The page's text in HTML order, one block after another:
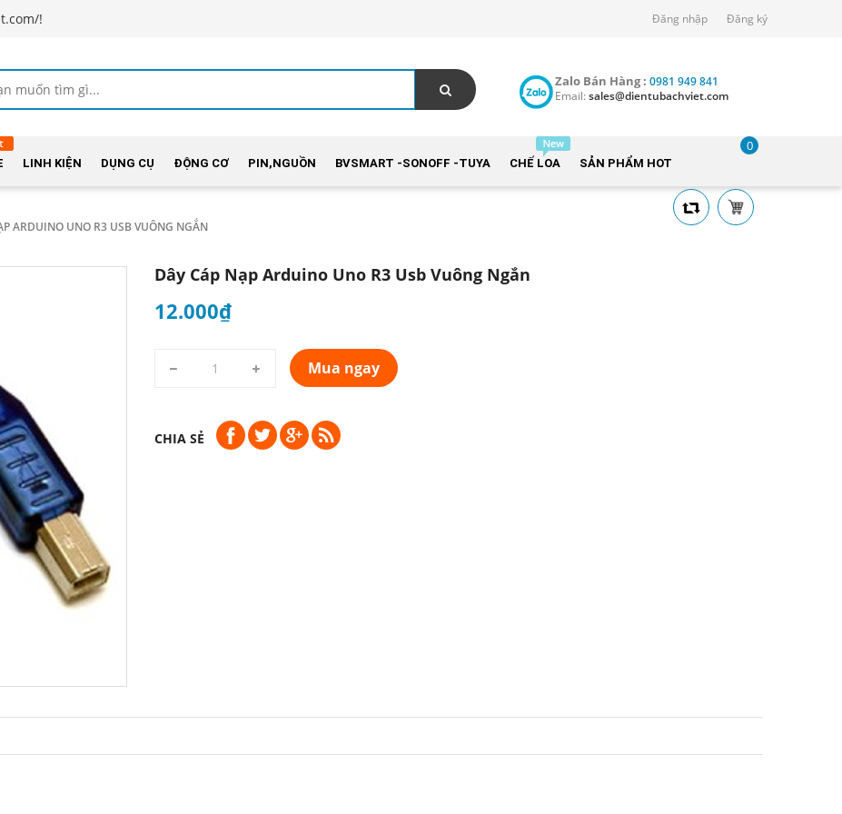
! Đăng nhập Đăng ký
Zalo Bán Hàng : 0981 949 841
Email: sales@dientubachviet.com
LINH KIỆN DỤNG CỤ ĐỘNG CƠ PIN,NGUỒN BVSMART -SONOFF -TUYA CHẾ LOA SẢN PHẨM HOT
0
ARDUINO UNO R3 USB VUÔNG NGẮN
Dây Cáp Nạp Arduino Uno R3 Usb Vuông Ngắn
12.000₫
Mua ngay
CHIA SẺ